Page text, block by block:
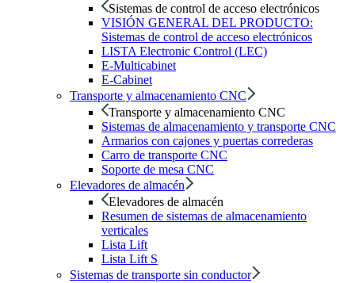
Sistemas de control de acceso electrónicos
VISIÓN GENERAL DEL PRODUCTO:
Sistemas de control de acceso electrónicos
LISTA Electronic Control (LEC)
E-Multicabinet
E-Cabinet
Transporte y almacenamiento CNC
Transporte y almacenamiento CNC
Sistemas de almacenamiento y transporte CNC
Armarios con cajones y puertas correderas
Carro de transporte CNC
Soporte de mesa CNC
Elevadores de almacén
Elevadores de almacén
Resumen de sistemas de almacenamiento
verticales
Lista Lift
Lista Lift S
Sistemas de transporte sin conductor